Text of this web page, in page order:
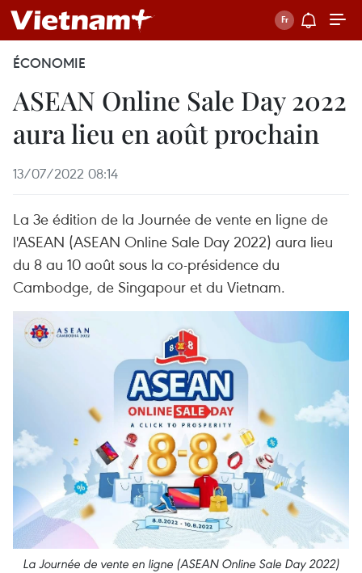
ÉCONOMIE
ASEAN Online Sale Day 2022
aura lieu en août prochain
13/07/2022 08:14
La 3e édition de la Journée de vente en ligne de
l'ASEAN (ASEAN Online Sale Day 2022) aura lieu
du 8 au 10 août sous la co-présidence du
Cambodge, de Singapour et du Vietnam.
La Journée de vente en ligne (ASEAN Online Sale Day 2022)